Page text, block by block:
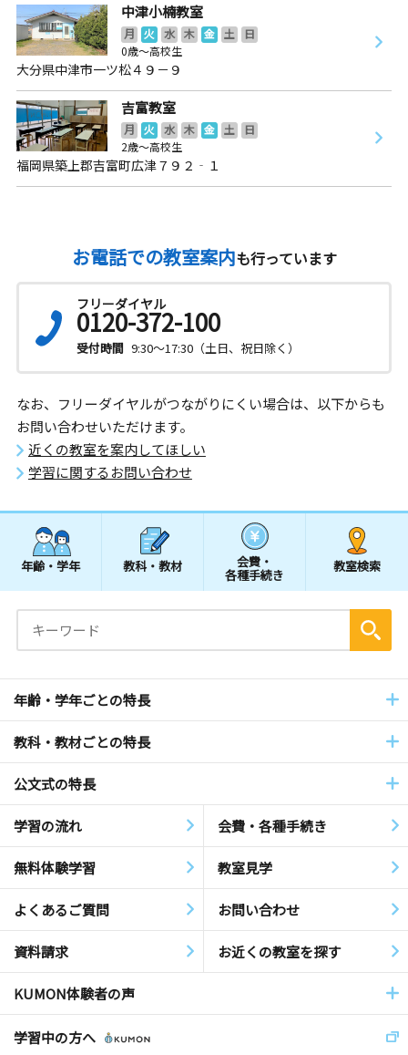
中津小楠教室
月 火 水 木 金 土
日
0歳～高校生
大分県中津市一ツ松４９－９
吉富教室
月 火 水 木 金 土
日
2歳～高校生
福岡県築上郡吉富町広津７９２‐１
お電話での教室案内も行っています
フリーダイヤル
0120-372-100
受付時間 9:30～17:30（土日、祝日除く）
なお、フリーダイヤルがつながりにくい場合は、以下からも
お問い合わせいただけます。
近くの教室を案内してほしい
学習に関するお問い合わせ
年齢・学年 教科・教材 会費・
各種手続き
教室検索
年齢・学年ごとの特長
教科・教材ごとの特長
公文式の特長
学習の流れ 会費・各種手続き
無料体験学習 教室見学
よくあるご質問 お問い合わせ
資料請求 お近くの教室を探す
KUMON体験者の声
学習中の方へ